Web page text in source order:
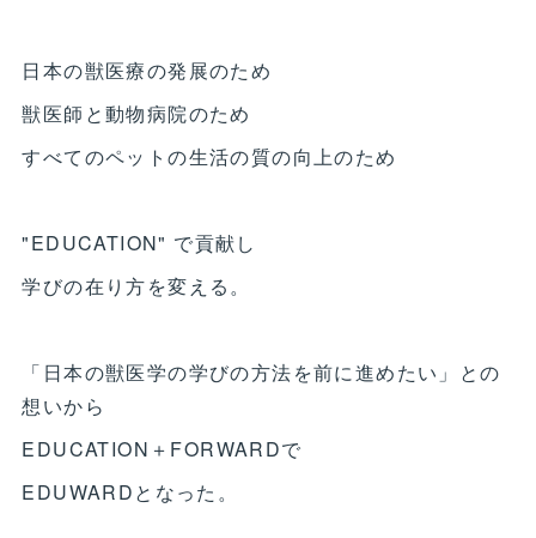
日本の獣医療の発展のため
獣医師と動物病院のため
すべてのペットの生活の質の向上のため
"EDUCATION" で貢献し
学びの在り方を変える。
「日本の獣医学の学びの方法を前に進めたい」との
想いから
EDUCATION＋FORWARDで
EDUWARDとなった。